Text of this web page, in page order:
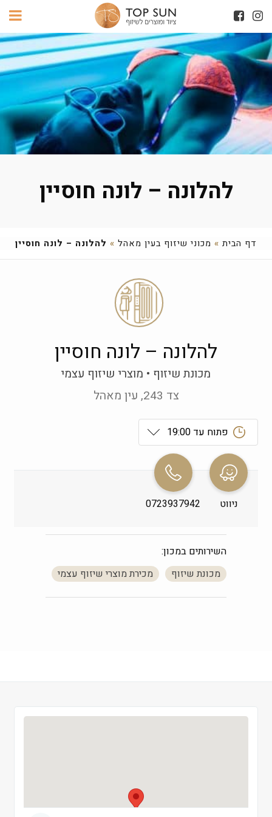
להלונה – לונה חוסיין
דף הבית » מכוני שיזוף בעין מאהל » להלונה – לונה חוסיין
להלונה – לונה חוסיין
מכונת שיזוף
מוצרי שיזוף עצמי
צד 243, עין מאהל
פתוח עד 19:00
ראשון
שני
09:00-19:00
שלישי
09:00-19:00
חמישי 09:00-19:00
09:00-13:00
סגור
ניווט 0723937942
השירותים במכון:
מכונת שיזוף
מכירת מוצרי שיזוף עצמי